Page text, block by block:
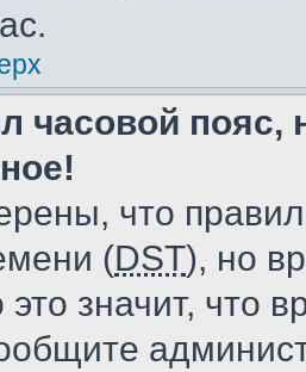
часовой пояс,
что
(DST), но
это значит, что